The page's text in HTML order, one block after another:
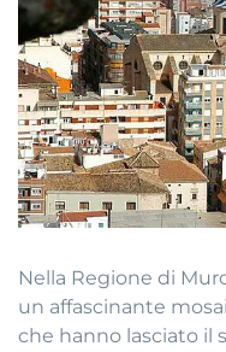
Nella Regione di
un affascinante
che hanno lasciato il